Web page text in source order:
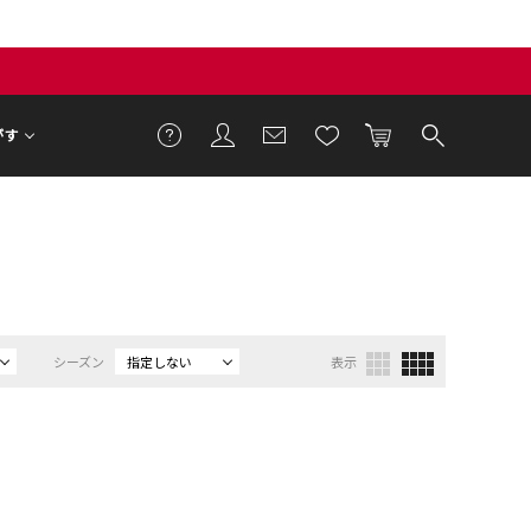
す
シーズン 指定しない 表示